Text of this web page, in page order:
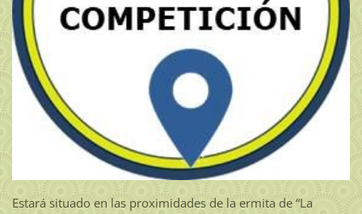
Estará situado en las proximidades de la ermita de “La